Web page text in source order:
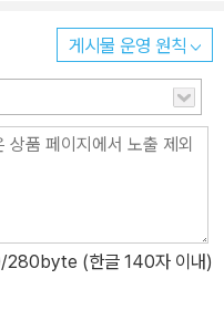
게시물 운영 원칙
/280byte (한글 140자 이내)